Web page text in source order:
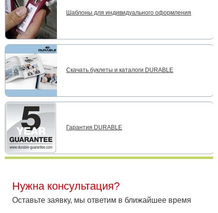
Шаблоны для индивидуального оформления
Скачать буклеты и каталоги DURABLE
Гарантия DURABLE
Нужна консультация?
Оставьте заявку, мы ответим в ближайшее время